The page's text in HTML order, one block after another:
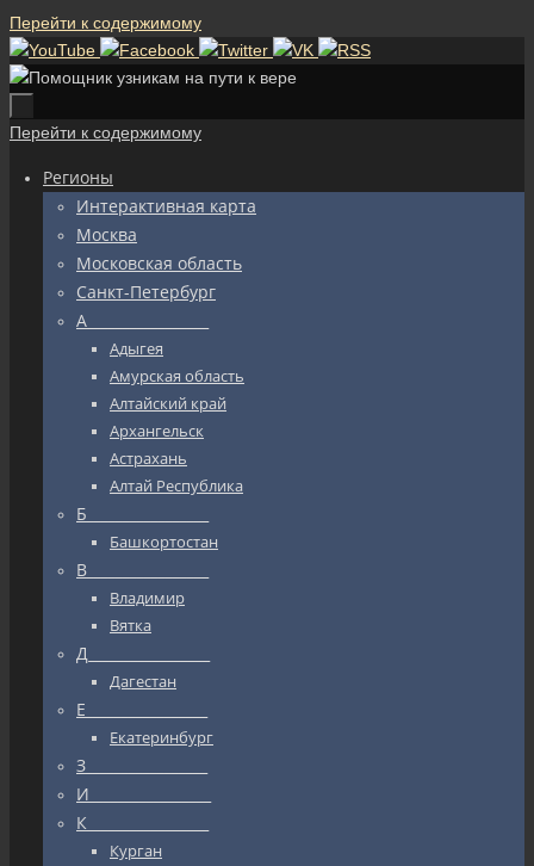
Перейти к содержимому
Перейти к содержимому
Регионы
Интерактивная карта
Москва
Московская область
Санкт-Петербург
А_________________
Адыгея
Амурская область
Алтайский край
Архангельск
Астрахань
Алтай Республика
Б_________________
Башкортостан
В_________________
Владимир
Вятка
Д_________________
Дагестан
Е_________________
Екатеринбург
З_________________
И_________________
К_________________
Курган